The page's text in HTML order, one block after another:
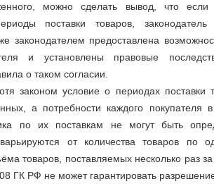
можно сделать вывод, что
поставки товаров,
законодателем предоставлена
и установлены правовые
о таком согласии.
законом условие о периодах поставки
а потребности каждого покупателя
по их поставкам не могут быть
от количества товаров по
товаров, поставляемых несколько раз
ГК РФ не может гарантировать